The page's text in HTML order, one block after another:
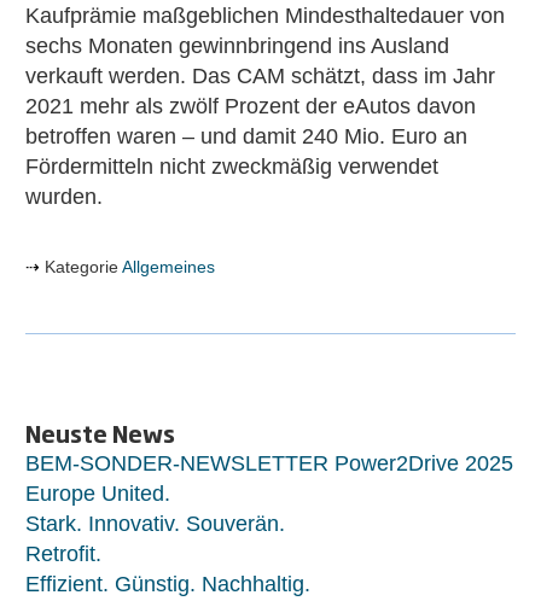
Kaufprämie maßgeblichen Mindesthaltedauer von
sechs Monaten gewinnbringend ins Ausland
verkauft werden. Das CAM schätzt, dass im Jahr
2021 mehr als zwölf Prozent der eAutos davon
betroffen waren – und damit 240 Mio. Euro an
Fördermitteln nicht zweckmäßig verwendet
wurden.
KategorieAllgemeines
Neuste News
BEM-SONDER-NEWSLETTER Power2Drive 2025
Europe United.
Stark. Innovativ. Souverän.
Retrofit.
Effizient. Günstig. Nachhaltig.